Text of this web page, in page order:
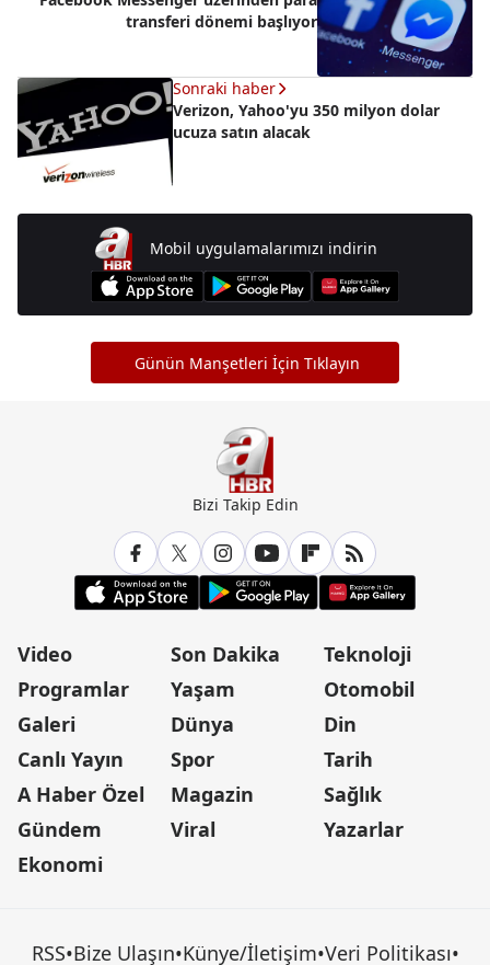
transferi dönemi başlıyor
Sonraki haber
Verizon, Yahoo'yu 350 milyon dolar
ucuza satın alacak
Mobil uygulamalarımızı indirin
Günün Manşetleri İçin Tıklayın
Bizi Takip Edin
Video
Programlar
Galeri
Canlı Yayın
A Haber Özel
Gündem
Ekonomi
Son Dakika
Yaşam
Dünya
Spor
Magazin
Viral
Teknoloji
Otomobil
Din
Tarih
Sağlık
Yazarlar
RSS•Bize Ulaşın•Künye/İletişim•Veri Politikası•